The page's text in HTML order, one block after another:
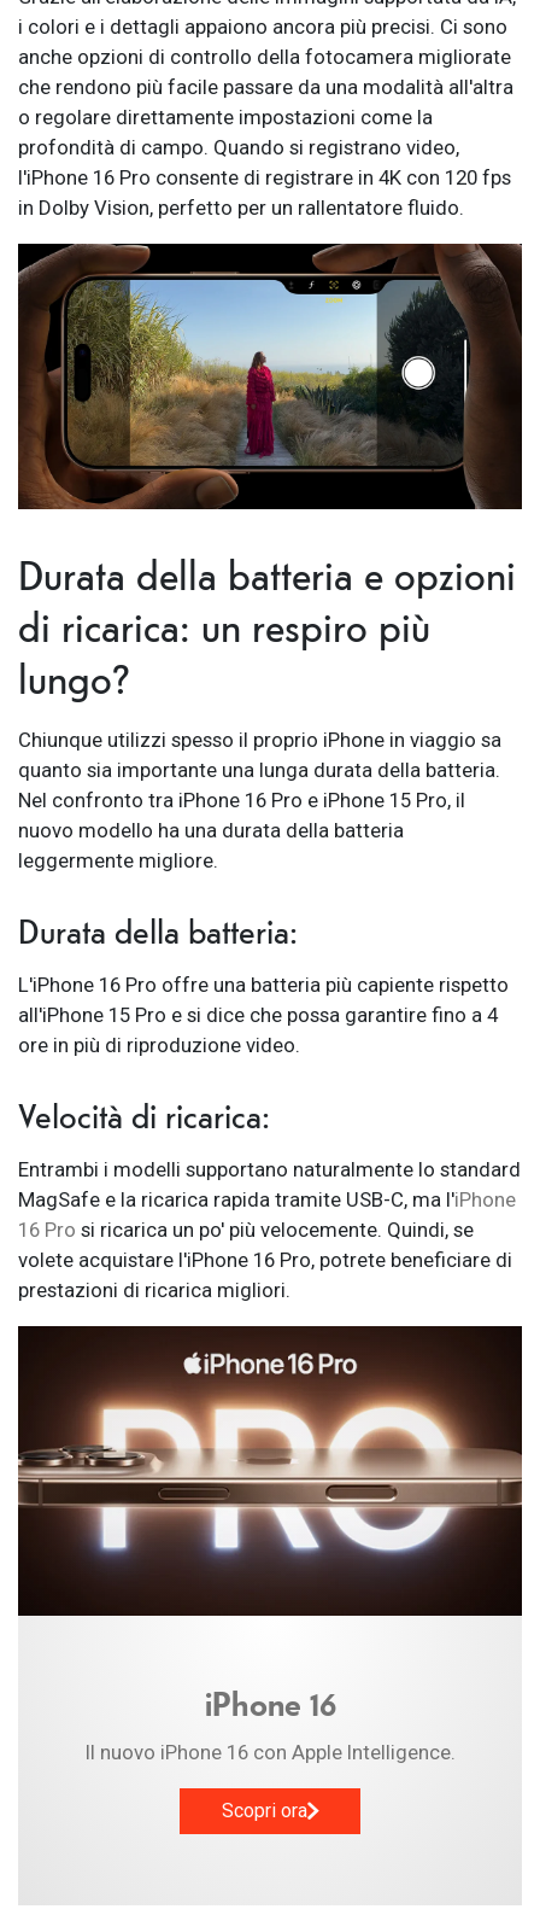
i colori e i dettagli appaiono ancora più precisi. Ci sono
anche opzioni di controllo della fotocamera migliorate
che rendono più facile passare da una modalità all'altra
o regolare direttamente impostazioni come la
profondità di campo. Quando si registrano video,
l'iPhone 16 Pro consente di registrare in 4K con 120 fps
in Dolby Vision, perfetto per un rallentatore fluido.
Durata della batteria e opzioni
di ricarica: un respiro più
lungo?
Chiunque utilizzi spesso il proprio iPhone in viaggio sa
quanto sia importante una lunga durata della batteria.
Nel confronto tra iPhone 16 Pro e iPhone 15 Pro, il
nuovo modello ha una durata della batteria
leggermente migliore.
Durata della batteria:
L'iPhone 16 Pro offre una batteria più capiente rispetto
all'iPhone 15 Pro e si dice che possa garantire fino a 4
ore in più di riproduzione video.
Velocità di ricarica:
Entrambi i modelli supportano naturalmente lo standard
MagSafe e la ricarica rapida tramite USB-C, ma l'iPhone
16 Pro si ricarica un po' più velocemente. Quindi, se
volete acquistare l'iPhone 16 Pro, potrete beneficiare di
prestazioni di ricarica migliori.
iPhone 16
Il nuovo iPhone 16 con Apple Intelligence.
Scopri ora